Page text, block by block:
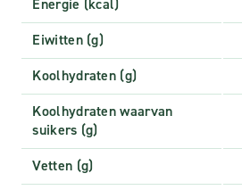
Eiwitten (g)
Koolhydraten (g)
Koolhydraten waarvan
suikers (g)
Vetten (g)